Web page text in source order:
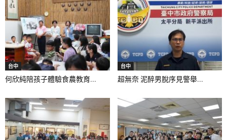
台中
何欣純陪孩子體驗食農教育...
台中
超無奈 泥醉男脫序見警舉...